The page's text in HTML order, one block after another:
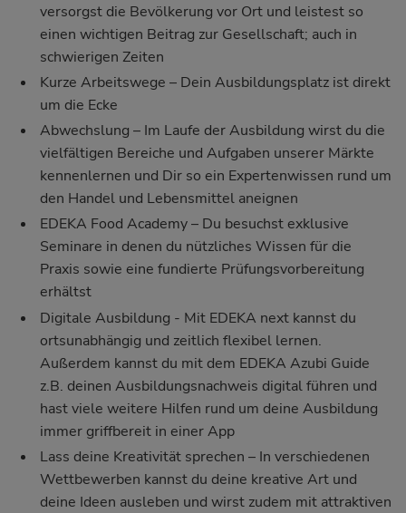
versorgst die Bevölkerung vor Ort und leistest so
einen wichtigen Beitrag zur Gesellschaft; auch in
schwierigen Zeiten
Kurze Arbeitswege – Dein Ausbildungsplatz ist direkt
um die Ecke
Abwechslung – Im Laufe der Ausbildung wirst du die
vielfältigen Bereiche und Aufgaben unserer Märkte
kennenlernen und Dir so ein Expertenwissen rund um
den Handel und Lebensmittel aneignen
EDEKA Food Academy– Du besuchst exklusive
Seminare in denen du nützliches Wissen für die
Praxis sowie eine fundierte Prüfungsvorbereitung
erhältst
Digitale Ausbildung - Mit EDEKA next kannst du
ortsunabhängig und zeitlich flexibel lernen.
Außerdem kannst du mit dem EDEKA Azubi Guide
z.B. deinen Ausbildungsnachweis digital führen und
hast viele weitere Hilfen rund um deine Ausbildung
immer griffbereit in einer App
Lass deine Kreativität sprechen – In verschiedenen
Wettbewerben kannst du deine kreative Art und
deine Ideen ausleben und wirst zudem mit attraktiven